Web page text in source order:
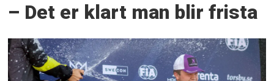
– Det er klart man blir frista